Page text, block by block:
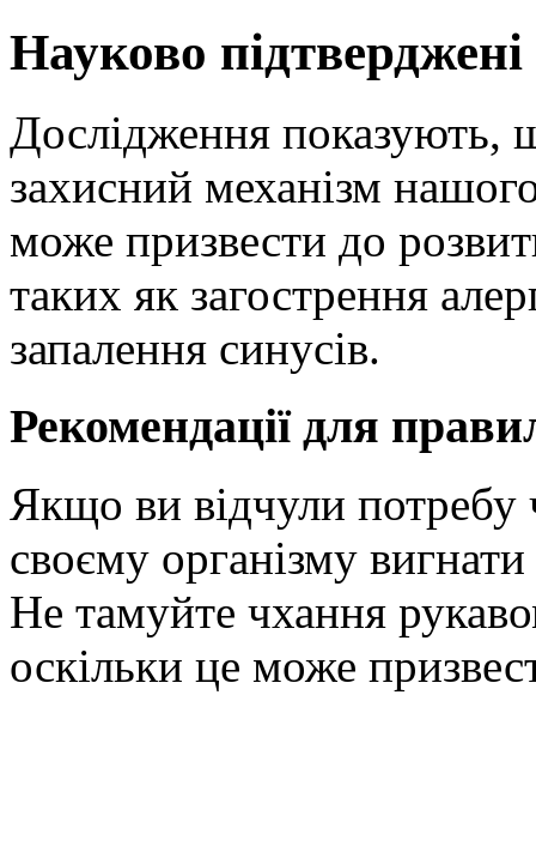
Науково
Дослідження показують,
захисний механізм
може призвести до
таких як загострення
запалення синусів.
Рекомендації для
Якщо ви відчули потребу
своєму організму вигнати
Не тамуйте чхання
оскільки це може